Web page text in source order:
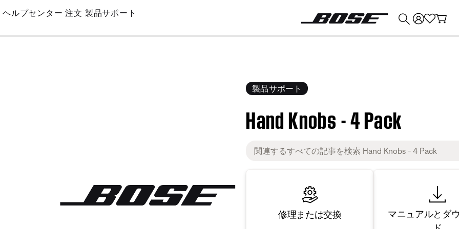
Skip
Main
ヘルプセンター 注文 製品サポート
製品サポート
Hand Knobs - 4 Pack
修理または交換
マニュアルとダ